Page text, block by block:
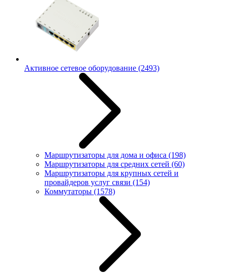
Активное сетевое оборудование (2493)
Маршрутизаторы для дома и офиса (198)
Маршрутизаторы для средних сетей (60)
Маршрутизаторы для крупных сетей и
провайдеров услуг связи (154)
Коммутаторы (1578)